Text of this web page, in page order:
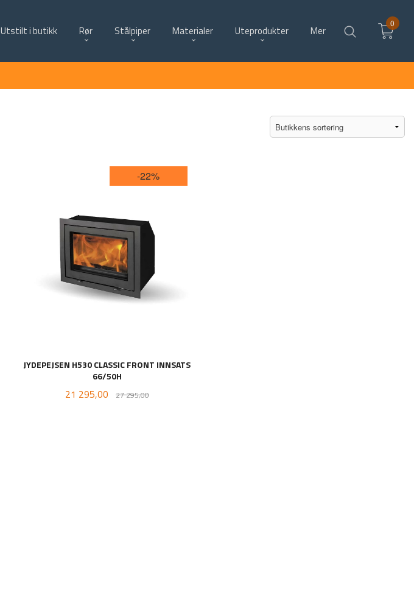
Utstilt i butikk Rør Stålpiper Materialer Uteprodukter Mer
0
JYDEPEJSEN H530 CLASSIC FRONT INNSATS
66/50H
Tilbud
21 295,00 27 295,00Rabatt
-22%